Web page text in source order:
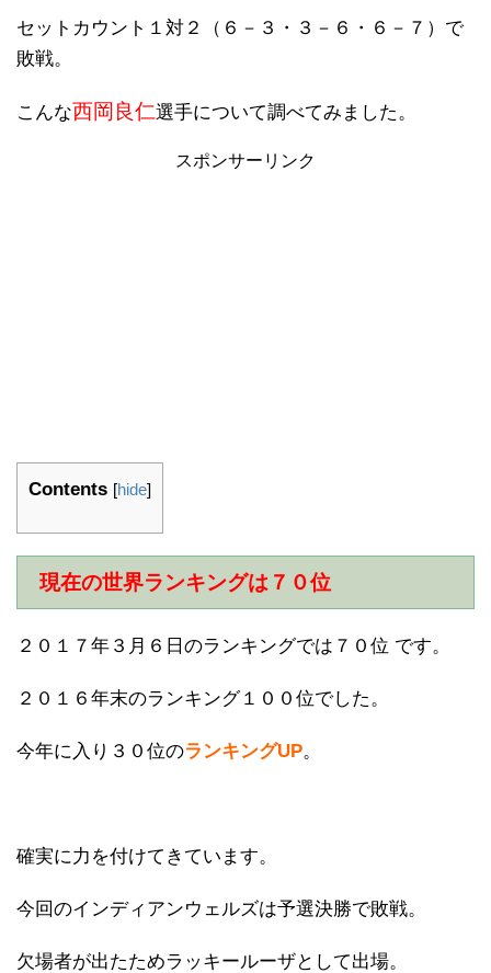
セットカウント１対２（６－３・３－６・６－７）で
敗戦。
こんな西岡良仁選手について調べてみました。
スポンサーリンク
Contents [hide]
現在の世界ランキングは７０位
２０１７年３月６日のランキングでは７０位 です。
２０１６年末のランキング１００位でした。
今年に入り３０位のランキングUP。
確実に力を付けてきています。
今回のインディアンウェルズは予選決勝で敗戦。
欠場者が出たためラッキールーザとして出場。